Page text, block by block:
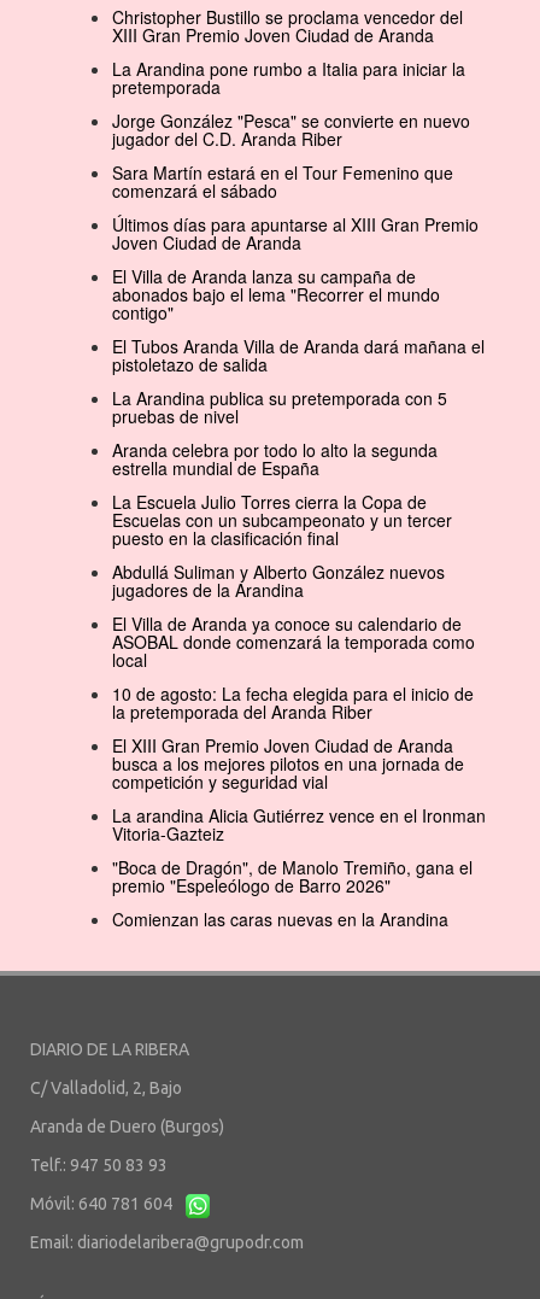
Christopher Bustillo se proclama vencedor del
XIII Gran Premio Joven Ciudad de Aranda
La Arandina pone rumbo a Italia para iniciar la
pretemporada
Jorge González "Pesca" se convierte en nuevo
jugador del C.D. Aranda Riber
Sara Martín estará en el Tour Femenino que
comenzará el sábado
Últimos días para apuntarse al XIII Gran Premio
Joven Ciudad de Aranda
El Villa de Aranda lanza su campaña de
abonados bajo el lema "Recorrer el mundo
contigo"
El Tubos Aranda Villa de Aranda dará mañana el
pistoletazo de salida
La Arandina publica su pretemporada con 5
pruebas de nivel
Aranda celebra por todo lo alto la segunda
estrella mundial de España
La Escuela Julio Torres cierra la Copa de
Escuelas con un subcampeonato y un tercer
puesto en la clasificación final
Abdullá Suliman y Alberto González nuevos
jugadores de la Arandina
El Villa de Aranda ya conoce su calendario de
ASOBAL donde comenzará la temporada como
local
10 de agosto: La fecha elegida para el inicio de
la pretemporada del Aranda Riber
El XIII Gran Premio Joven Ciudad de Aranda
busca a los mejores pilotos en una jornada de
competición y seguridad vial
La arandina Alicia Gutiérrez vence en el Ironman
Vitoria-Gazteiz
"Boca de Dragón", de Manolo Tremiño, gana el
premio "Espeleólogo de Barro 2026"
Comienzan las caras nuevas en la Arandina
DIARIO DE LA RIBERA
C/ Valladolid, 2, Bajo
Aranda de Duero (Burgos)
Telf.: 947 50 83 93
Móvil: 640 781 604
Email: diariodelaribera@grupodr.com